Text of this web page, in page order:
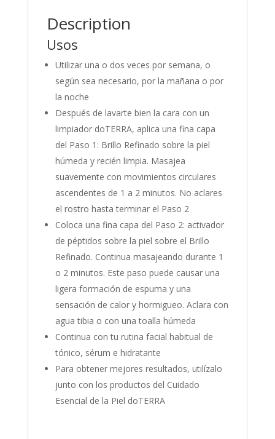
Description
Usos
Utilizar una o dos veces por semana, o
según sea necesario, por la mañana o por
la noche
Después de lavarte bien la cara con un
limpiador doTERRA, aplica una fina capa
del Paso 1: Brillo Refinado sobre la piel
húmeda y recién limpia. Masajea
suavemente con movimientos circulares
ascendentes de 1 a 2 minutos. No aclares
el rostro hasta terminar el Paso 2
Coloca una fina capa del Paso 2: activador
de péptidos sobre la piel sobre el Brillo
Refinado. Continua masajeando durante 1
o 2 minutos. Este paso puede causar una
ligera formación de espuma y una
sensación de calor y hormigueo. Aclara con
agua tibia o con una toalla húmeda
Continua con tu rutina facial habitual de
tónico, sérum e hidratante
Para obtener mejores resultados, utilízalo
junto con los productos del Cuidado
Esencial de la Piel doTERRA